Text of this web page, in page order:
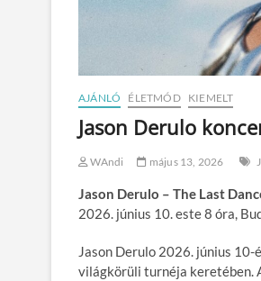
AJÁNLÓ ÉLETMÓD KIEMELT
Jason Derulo
WAndi május 13, 2026
Jason Derulo – The Last
2026. június 10. este 8 óra,
Jason Derulo 2026. június
világkörüli turnéja keretében.